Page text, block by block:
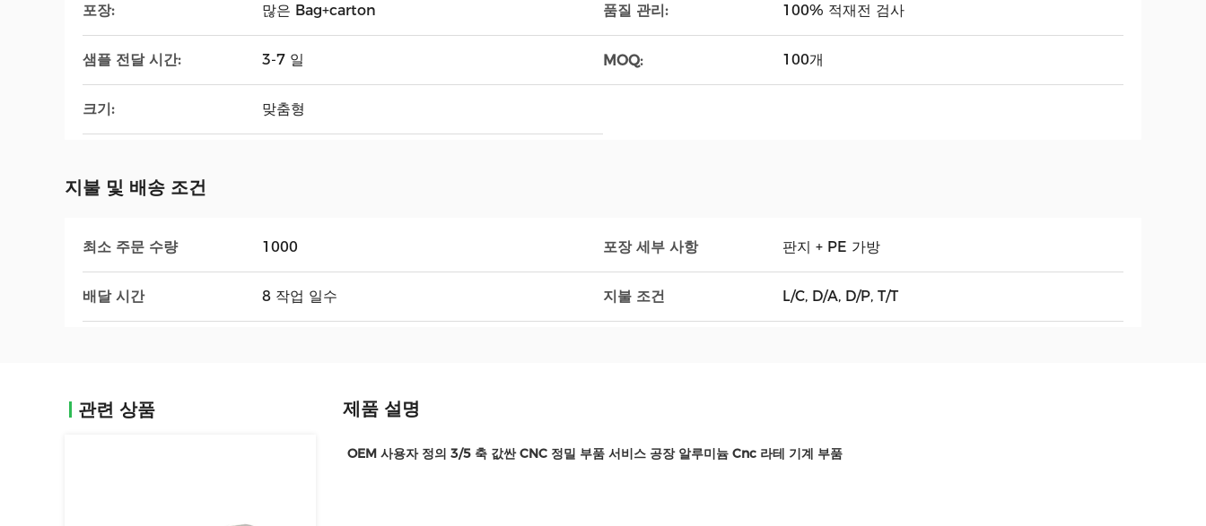
포장: 많은 Bag+carton 품질 관리: 100% 적재전 검사
샘플 전달 시간: 3-7 일 MOQ: 100개
크기: 맞춤형
지불 및 배송 조건
최소 주문 수량 1000 포장 세부 사항 판지 + PE 가방
배달 시간 8 작업 일수 지불 조건 L/C, D/A, D/P, T/T
관련 상품 제품 설명
OEM 사용자 정의 3/5 축 값싼 CNC 정밀 부품 서비스 공장 알루미늄 Cnc 라테 기계 부품